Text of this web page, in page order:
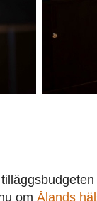
om Ålands